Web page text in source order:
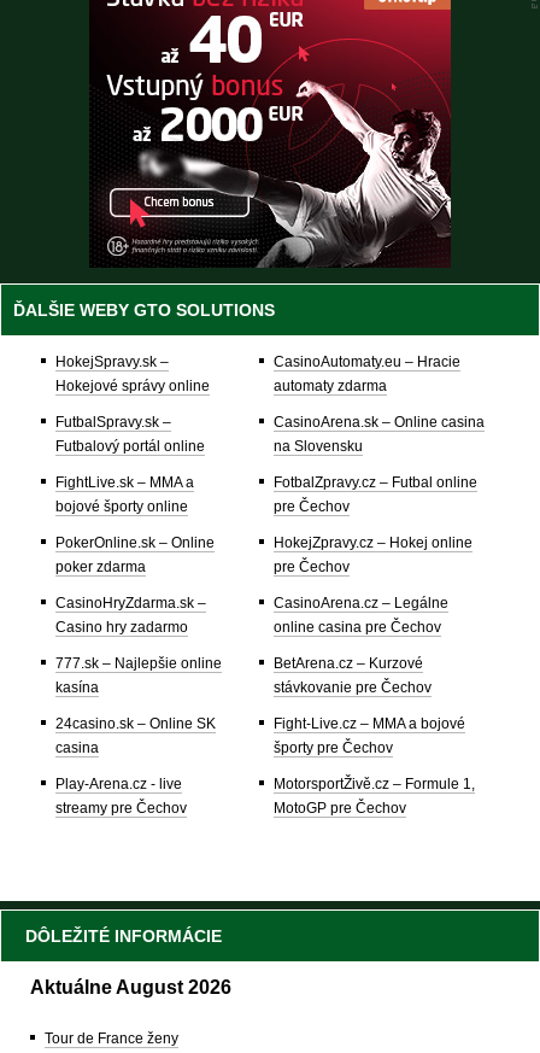
ĎALŠIE WEBY GTO SOLUTIONS
HokejSpravy.sk –
Hokejové správy online
FutbalSpravy.sk –
Futbalový portál online
FightLive.sk – MMA a
bojové športy online
PokerOnline.sk – Online
poker zdarma
CasinoHryZdarma.sk –
Casino hry zadarmo
777.sk – Najlepšie online
kasína
24casino.sk – Online SK
casina
Play-Arena.cz - live
streamy pre Čechov
CasinoAutomaty.eu – Hracie
automaty zdarma
CasinoArena.sk – Online casina
na Slovensku
FotbalZpravy.cz – Futbal online
pre Čechov
HokejZpravy.cz – Hokej online
pre Čechov
CasinoArena.cz – Legálne
online casina pre Čechov
BetArena.cz – Kurzové
stávkovanie pre Čechov
Fight-Live.cz – MMA a bojové
športy pre Čechov
MotorsportŽivě.cz – Formule 1,
MotoGP pre Čechov
DÔLEŽITÉ INFORMÁCIE
Aktuálne August 2026
Tour de France ženy